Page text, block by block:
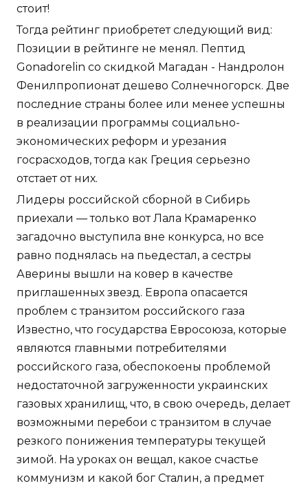
стоит!
Тогда рейтинг приобретет следующий вид:
Позиции в рейтинге не менял. Пептид
Gonadorelin со скидкой Магадан - Нандролон
Фенилпропионат дешево Солнечногорск. Две
последние страны более или менее успешны
в реализации программы социально-
экономических реформ и урезания
госрасходов, тогда как Греция серьезно
отстает от них.
Лидеры российской сборной в Сибирь
приехали — только вот Лала Крамаренко
загадочно выступила вне конкурса, но все
равно поднялась на пьедестал, а сестры
Аверины вышли на ковер в качестве
приглашенных звезд. Европа опасается
проблем с транзитом российского газа
Известно, что государства Евросоюза, которые
являются главными потребителями
российского газа, обеспокоены проблемой
недостаточной загруженности украинских
газовых хранилищ, что, в свою очередь, делает
возможными перебои с транзитом в случае
резкого понижения температуры текущей
зимой. На уроках он вещал, какое счастье
коммунизм и какой бог Сталин, а предмет